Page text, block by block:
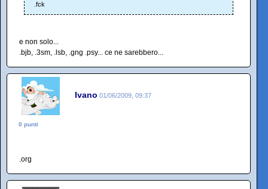
.fck
e non solo...
.bjb, .3sm, .lsb, .gng .psy... ce ne sarebbero...
Ivano 01/06/2009, 09:37
0 punti
.org